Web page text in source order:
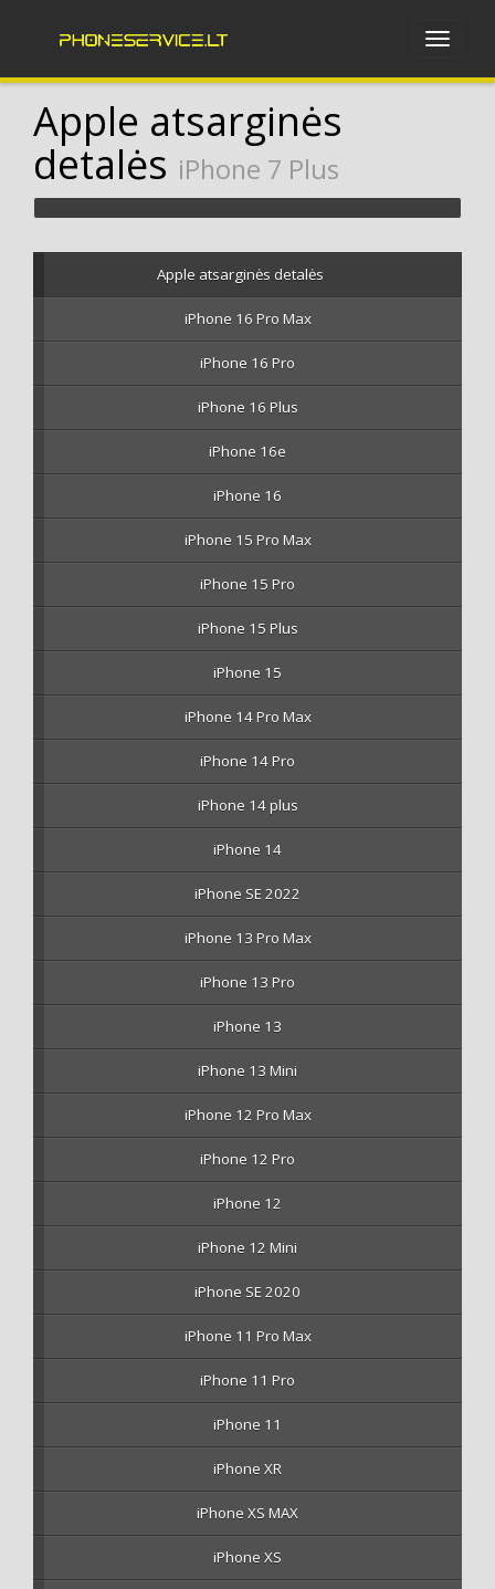
Apple atsarginės
detalės iPhone 7 Plus
Apple atsarginės detalės
iPhone 16 Pro Max
iPhone 16 Pro
iPhone 16 Plus
iPhone 16e
iPhone 16
iPhone 15 Pro Max
iPhone 15 Pro
iPhone 15 Plus
iPhone 15
iPhone 14 Pro Max
iPhone 14 Pro
iPhone 14 plus
iPhone 14
iPhone SE 2022
iPhone 13 Pro Max
iPhone 13 Pro
iPhone 13
iPhone 13 Mini
iPhone 12 Pro Max
iPhone 12 Pro
iPhone 12
iPhone 12 Mini
iPhone SE 2020
iPhone 11 Pro Max
iPhone 11 Pro
iPhone 11
iPhone XR
iPhone XS MAX
iPhone XS